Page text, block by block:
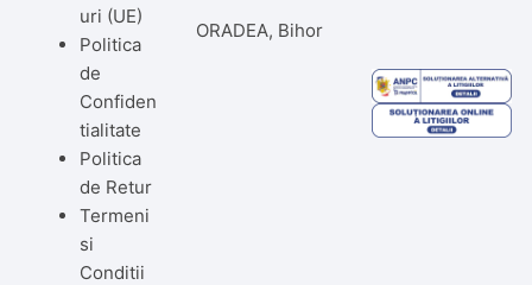
uri (UE)
Politica
de
Confiden
tialitate
Politica
de Retur
Termeni
si
Conditii
ORADEA, Bihor